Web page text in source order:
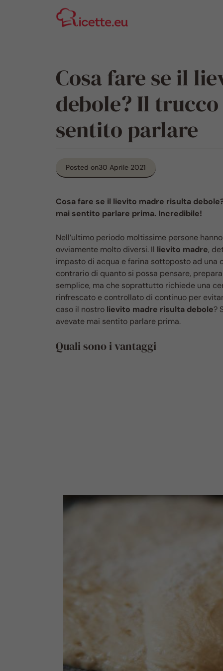
Cosa fare se il
debole? Il
sentito parlare
Posted on30 Aprile 2021
Cosa fare se il lievito madre risulta
mai sentito parlare prima. Incredibile!
Nell’ultimo periodo moltissime persone
ovviamente molto diversi. Il lievito madre,
impasto di acqua e farina sottoposto ad una
contrario di quanto si possa pensare,
semplice, ma che soprattutto richiede una
rinfrescato e controllato di continuo per
caso il nostro lievito madre risulta debole?
avevate mai sentito parlare prima.
Quali sono i vantaggi